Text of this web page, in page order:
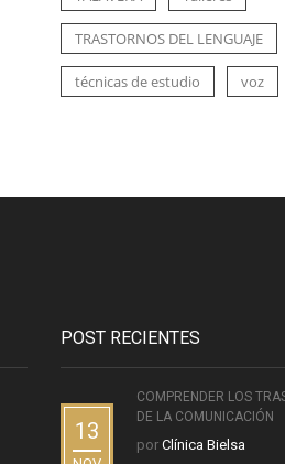
TRASTORNOS DEL LENGUAJE
técnicas de estudio voz
POST RECIENTES
13
COMPRENDER LOS
DE LA COMUNICACIÓN
por Clínica Bielsa